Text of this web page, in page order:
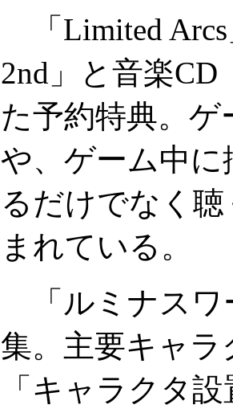
「Limited
2nd」と音楽
た予約特典。
や、ゲーム中
るだけでなく
まれている。
「ルミナスワ
集。主要キャ
「キャラクタ